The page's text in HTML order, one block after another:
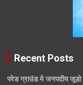
Recent Posts
परेड ग्राउंड मे जनपदीय जूडो